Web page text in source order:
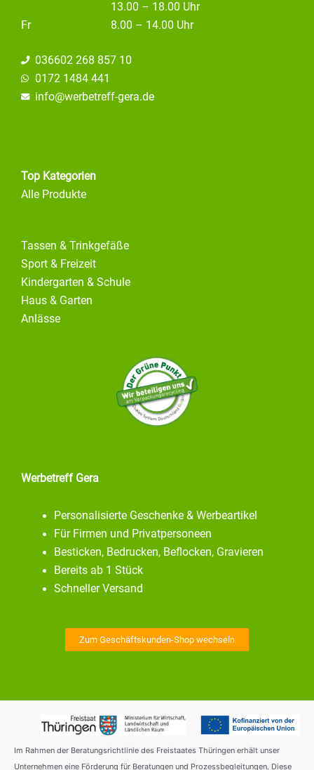
13.00 – 18.00 Uhr
Fr
8.00 – 14.00 Uhr
036602 268 857 10
0172 1484 441
info@werbetreff-gera.de
Top Kategorien
Alle Produkte
Tassen & Trinkgefäße
Sport & Freizeit
Kindergarten & Schule
Haus & Garten
Anlässe
Werbetreff Gera
Personalisierte Geschenke & Werbeartikel
Für Firmen und Privatpersoneen
Besticken, Bedrucken, Beflocken, Gravieren
Bereits ab 1 Stück
Schneller Versand
Zum Geschäftskunden-Shop wechseln
Im Rahmen der Beratungsrichtlinie des Freistaates Thüringen erhält unser
Unternehmen eine Förderung für Beratungen und Prozessbegleitungen. Diese